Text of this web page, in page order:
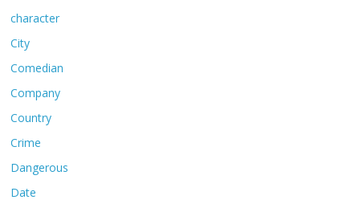
character
City
Comedian
Company
Country
Crime
Dangerous
Date